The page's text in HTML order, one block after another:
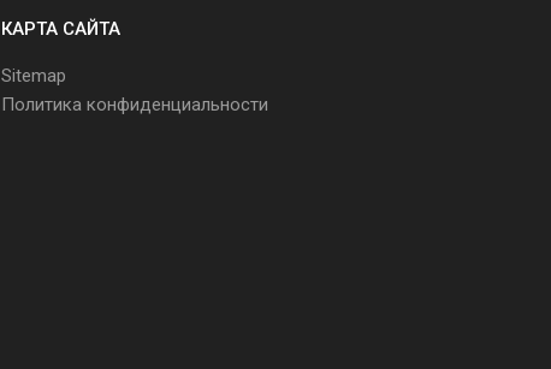
КАРТА САЙТА
Sitemap
Политика конфиденциальности